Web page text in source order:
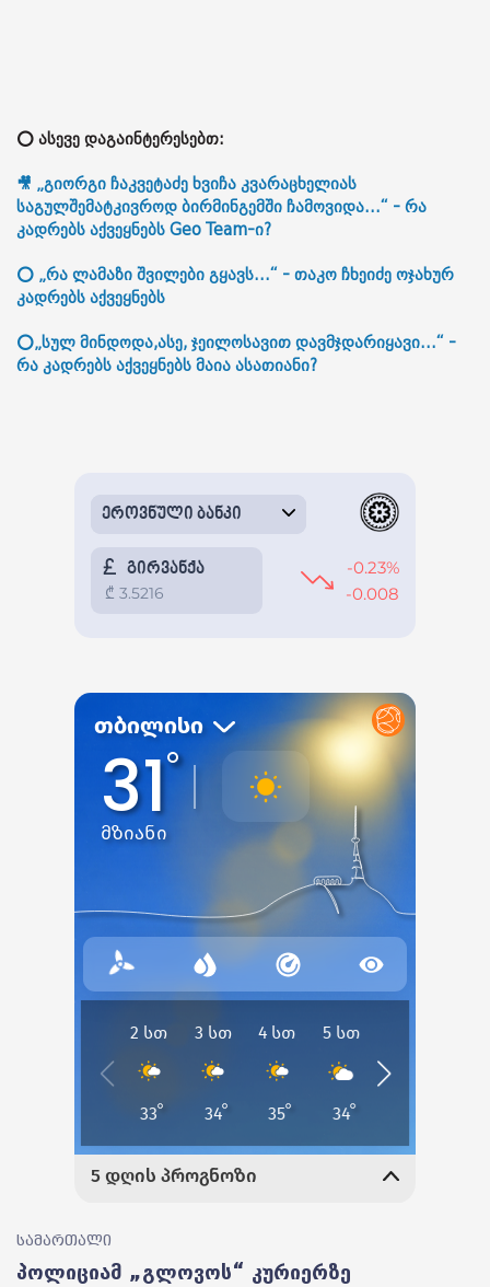
⭕ ასევე დაგაინტერესებთ:
🎥 „გიორგი ჩაკვეტაძე ხვიჩა კვარაცხელიას
საგულშემატკივროდ ბირმინგემში ჩამოვიდა...“ - რა
კადრებს აქვეყნებს Geo Team-ი?
⭕ „რა ლამაზი შვილები გყავს...“ - თაკო ჩხეიძე ოჯახურ
კადრებს აქვეყნებს
⭕„სულ მინდოდა,ასე, ჯეილოსავით დავმჯდარიყავი...“ -
რა კადრებს აქვეყნებს მაია ასათიანი?
სამართალი
პოლიციამ „გლოვოს“ კურიერზე